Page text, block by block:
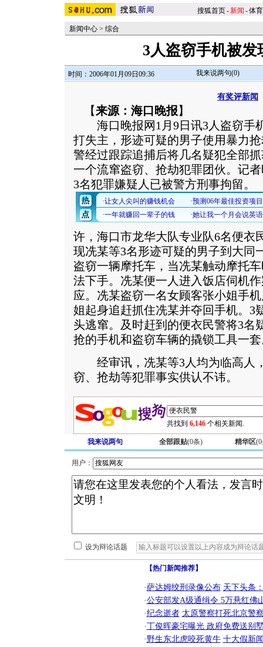
搜狐首页-新闻 -体育
新闻中心 > 综合
3人盗窃手机被发
时间：2006年01月09日09:36 我来说两句(0)
有奖评新闻
【来源：海口晚报 】
海口晚报网1月9日讯3人盗窃手
打失主，形迹可疑的男子使用暴力
警经过跟踪追捕后将几名疑犯全部
一个流窜盗窃、抢劫犯罪团伙。记
3名犯罪嫌疑人已被警方刑事拘留。
许，海口市龙华大队专业队6名便衣
现冼某等3名形迹可疑的男子到大同
盗窃一辆摩托车，当冼某触动摩托
法下手。冼某便一人进入饭店伺机
应。冼某盗窃一名女顾客张小姐手
姐起身追赶抓住冼某并夺回手机。3
头逃窜。及时赶到的便衣民警将3名
抢的手机和盗窃车辆的撬锁工具一
经审讯，冼某等3人均为临高人
窃、抢劫等犯罪事实供认不讳。
共找到 6,146 个相关新闻.
我来说两句 全部跟贴(0条) 精华区(0
用户：
设为辩论话题
【热门新闻推荐】
·萨达姆绞刑录像公布 天下头条
·公安部发A级通缉令 5万悬红佛
·纪念逝者 太原警察打死北京警
·丁俊晖豪宅曝光 政府免费送别
·野生东北虎咬死黄牛 十大假新